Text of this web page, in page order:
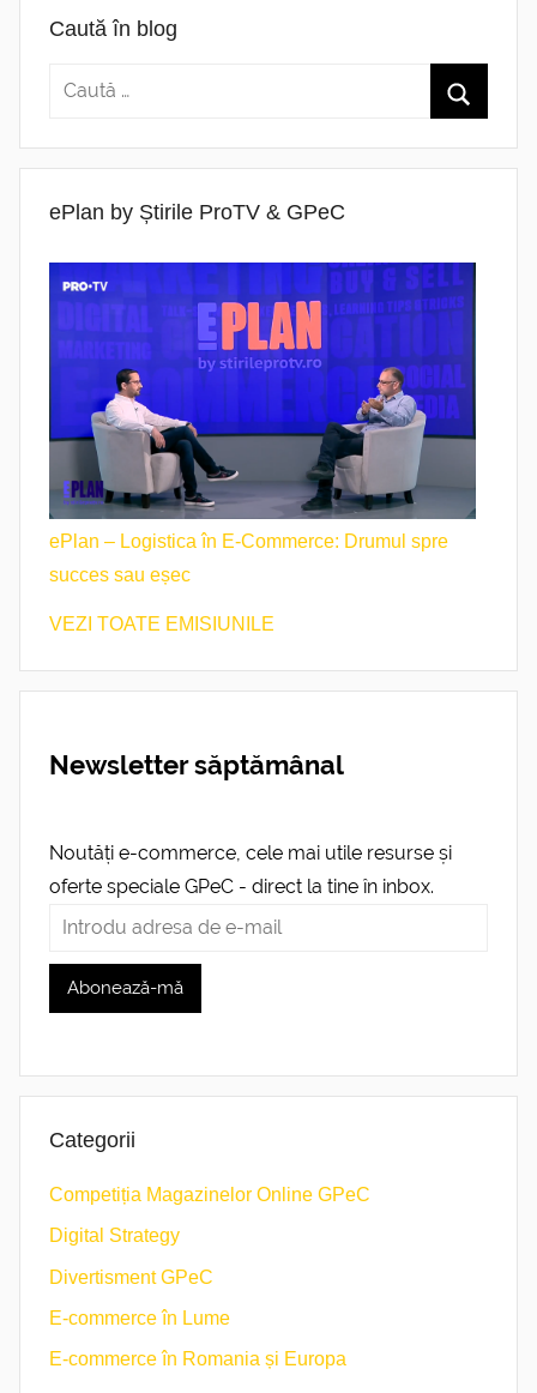
Caută în blog
ePlan by Știrile ProTV & GPeC
ePlan – Logistica în E-Commerce: Drumul spre
succes sau eșec
VEZI TOATE EMISIUNILE
Newsletter săptămânal
Noutăți e-commerce, cele mai utile resurse și
oferte speciale GPeC - direct la tine în inbox.
Categorii
Competiția Magazinelor Online GPeC
Digital Strategy
Divertisment GPeC
E-commerce în Lume
E-commerce în Romania și Europa